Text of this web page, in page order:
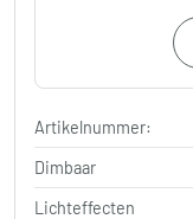
Artikelnummer:
Dimbaar
Lichteffecten